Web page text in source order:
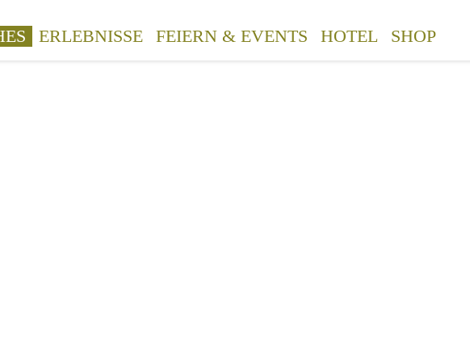
ERLEBNISSE FEIERN & EVENTS HOTEL SHOP